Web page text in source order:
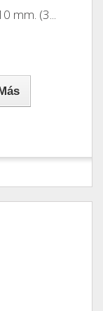
mm. (3...